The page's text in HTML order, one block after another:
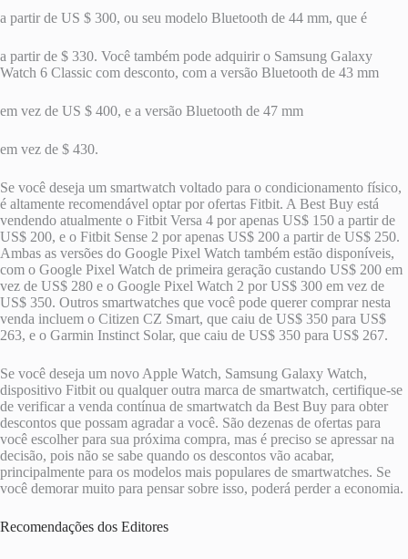
a partir de US $ 300, ou seu modelo Bluetooth de 44 mm, que é
a partir de $ 330. Você também pode adquirir o Samsung Galaxy
Watch 6 Classic com desconto, com a versão Bluetooth de 43 mm
em vez de US $ 400, e a versão Bluetooth de 47 mm
em vez de $ 430.
Se você deseja um smartwatch voltado para o condicionamento físico,
é altamente recomendável optar por ofertas Fitbit. A Best Buy está
vendendo atualmente o Fitbit Versa 4 por apenas US$ 150 a partir de
US$ 200, e o Fitbit Sense 2 por apenas US$ 200 a partir de US$ 250.
Ambas as versões do Google Pixel Watch também estão disponíveis,
com o Google Pixel Watch de primeira geração custando US$ 200 em
vez de US$ 280 e o Google Pixel Watch 2 por US$ 300 em vez de
US$ 350. Outros smartwatches que você pode querer comprar nesta
venda incluem o Citizen CZ Smart, que caiu de US$ 350 para US$
263, e o Garmin Instinct Solar, que caiu de US$ 350 para US$ 267.
Se você deseja um novo Apple Watch, Samsung Galaxy Watch,
dispositivo Fitbit ou qualquer outra marca de smartwatch, certifique-se
de verificar a venda contínua de smartwatch da Best Buy para obter
descontos que possam agradar a você. São dezenas de ofertas para
você escolher para sua próxima compra, mas é preciso se apressar na
decisão, pois não se sabe quando os descontos vão acabar,
principalmente para os modelos mais populares de smartwatches. Se
você demorar muito para pensar sobre isso, poderá perder a economia.
Recomendações dos Editores